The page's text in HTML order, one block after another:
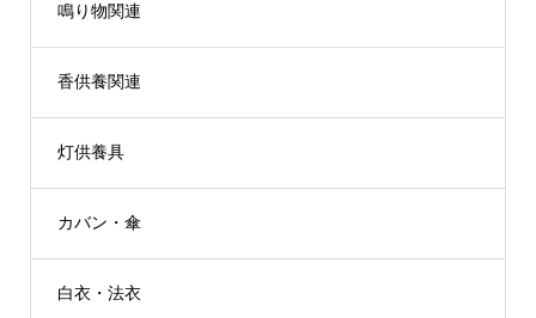
鳴り物関連
香供養関連
灯供養具
カバン・傘
白衣・法衣